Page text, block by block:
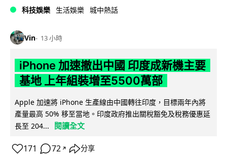
科技娛樂 生活娛樂 城中熱話
Vin 13 小時
iPhone 加速撤出中國 印度成新機主要
基地 上年組裝增至5500萬部
Apple 加速將 iPhone 生產線由中國轉往印度，目標兩年內將
產量最高 50% 移至當地。印度政府推出關稅豁免及稅務優惠延
長至 204...
閱讀全文
171 72 ↗ 分享